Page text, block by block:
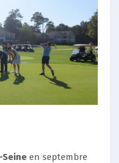
en septembre